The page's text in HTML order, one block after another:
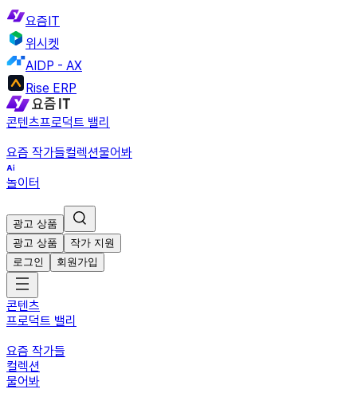
요즘IT
위시켓
AIDP - AX
Rise ERP
콘텐츠프로덕트 밸리
요즘 작가들컬렉션물어봐
놀이터
광고 상품
광고 상품
작가 지원
로그인
회원가입
콘텐츠
프로덕트 밸리
요즘 작가들
컬렉션
물어봐